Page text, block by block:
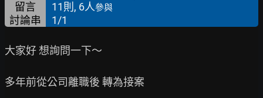
留言
11則, 6人參與
討論串 1/1
大家好 想詢問一下～
多年前從公司離職後 轉為接案